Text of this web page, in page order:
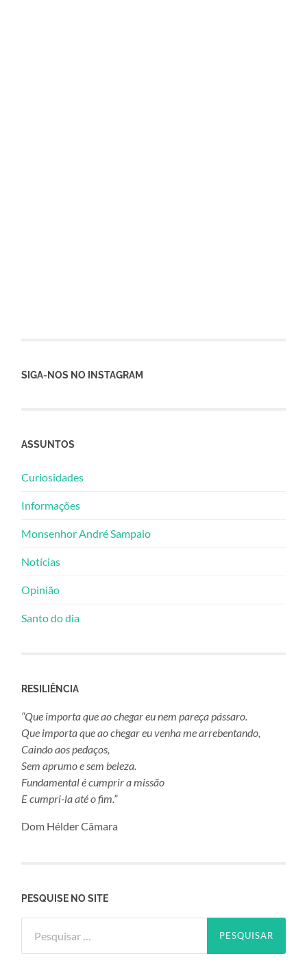
SIGA-NOS NO INSTAGRAM
ASSUNTOS
Curiosidades
Informações
Monsenhor André Sampaio
Notícias
Opinião
Santo do dia
RESILIÊNCIA
“Que importa que ao chegar eu nem pareça pássaro.
Que importa que ao chegar eu venha me arrebentando,
Caindo aos pedaços,
Sem aprumo e sem beleza.
Fundamental é cumprir a missão
E cumpri-la até o fim.”
Dom Hélder Câmara
PESQUISE NO SITE
por: